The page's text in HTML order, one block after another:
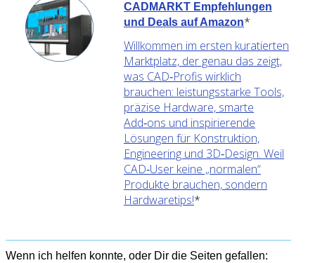
CADMARKT Empfehlungen
und Deals auf Amazon*
Willkommen im ersten kuratierten
Marktplatz, der genau das zeigt,
was CAD‑Profis wirklich
brauchen: leistungsstarke Tools,
präzise Hardware, smarte
Add‑ons und inspirierende
Lösungen für Konstruktion,
Engineering und 3D‑Design. Weil
CAD‑User keine „normalen“
Produkte brauchen, sondern
Hardwaretips!*
Wenn ich helfen konnte, oder Dir die Seiten gefallen: